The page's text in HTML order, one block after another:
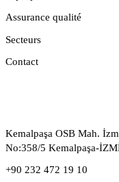
Assurance qualité
Secteurs
Contact
Kemalpaşa OSB Mah.
No:358/5 Kemalpaşa-
+90 232 472 19 10